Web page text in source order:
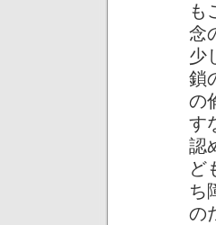
も
念
少
鎖
の
す
認
ど
ち
の